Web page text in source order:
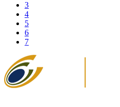
3
4
5
6
7